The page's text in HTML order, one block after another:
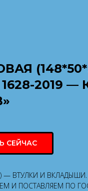
2019 —
СЕЙЧАС
— ВТУЛКИ И
И ПОСТАВЛЯЕМ ПО